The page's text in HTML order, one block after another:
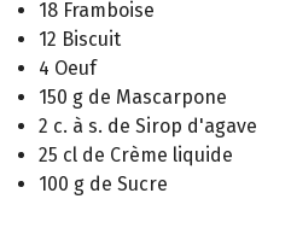
18 Framboise
12 Biscuit
4 Oeuf
150 g de Mascarpone
2 c. à s. de Sirop d'agave
25 cl de Crème liquide
100 g de Sucre